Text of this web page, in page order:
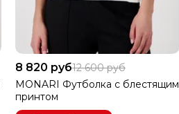
8 820 руб12 600 руб
MONARI Футболка с блестящим
принтом